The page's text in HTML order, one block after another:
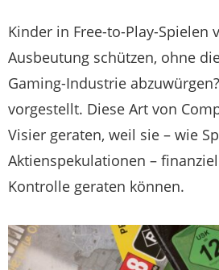
Kinder in Free-to-Play-Spielen
Ausbeutung schützen, ohne
Gaming-Industrie
vorgestellt. Diese Art von
Visier geraten, weil sie – wie
Aktienspekulationen –
Kontrolle geraten können.